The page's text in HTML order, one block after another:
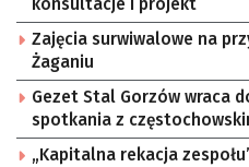
konsultacje i projekt
Zajęcia surwiwalowe na
Żaganiu
Gezet Stal Gorzów wraca
spotkania z
„Kapitalna rekacja